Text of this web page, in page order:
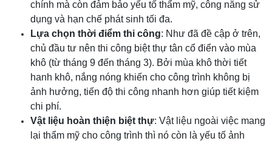
chính mà còn đảm bảo yếu tố thẩm mỹ, công năng sử
dụng và hạn chế phát sinh tối đa.
Lựa chọn thời điểm thi công: Như đã đề cập ở trên,
chủ đầu tư nên thi công biệt thự tân cổ điển vào mùa
khô (từ tháng 9 đến tháng 3). Bởi mùa khô thời tiết
hanh khô, nắng nóng khiến cho công trình không bị
ảnh hưởng, tiến độ thi công nhanh hơn giúp tiết kiệm
chi phí.
Vật liệu hoàn thiện biệt thự: Vật liệu ngoài việc mang
lại thẩm mỹ cho công trình thì nó còn là yếu tố ảnh